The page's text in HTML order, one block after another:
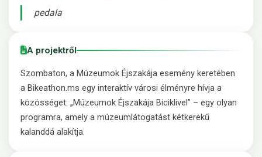
pedala
A projektről
Szombaton, a Múzeumok Éjszakája esemény keretében
a Bikeathon.ms egy interaktív városi élményre hívja a
közösséget: „Múzeumok Éjszakája Biciklivel” – egy olyan
programra, amely a múzeumlátogatást kétkerekű
kalanddá alakítja.